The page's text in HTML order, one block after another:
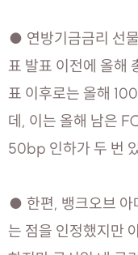
● 연방기금금리 선
표 발표 이전에 올해
표 이후로는 올해
데, 이는 올해 남은
50bp 인하가 두 번
● 한편, 뱅크오브 아
는 점을 인정했지만